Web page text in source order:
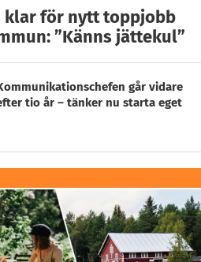
klar för nytt toppjobb
”Känns jättekul”
går vidare
tio år – tänker nu starta eget